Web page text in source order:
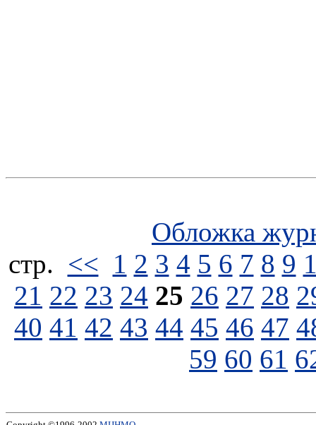
Обложка
стp. << 1 2 3 4 5 6 7 8 9
21 22 23 24 25 26 27 28
40 41 42 43 44 45 46 47
59 60 61